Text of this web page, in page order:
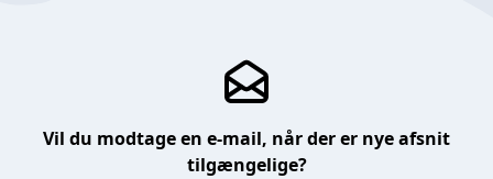
Vil du modtage en e-mail, når der er nye afsnit
tilgængelige?